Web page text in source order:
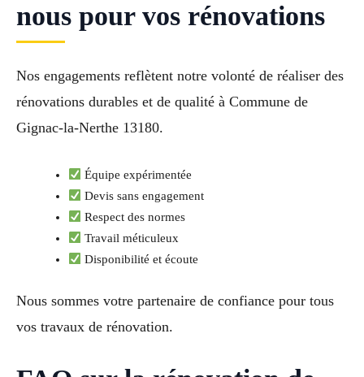
nous pour vos rénovations
Nos engagements reflètent notre volonté de réaliser des
rénovations durables et de qualité à Commune de
Gignac-la-Nerthe 13180.
Équipe expérimentée
Devis sans engagement
Respect des normes
Travail méticuleux
Disponibilité et écoute
Nous sommes votre partenaire de confiance pour tous
vos travaux de rénovation.